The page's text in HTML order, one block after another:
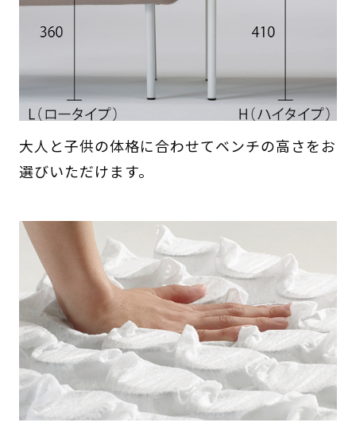
大人と子供の体格に合わせてベンチの高さをお
選びいただけます。